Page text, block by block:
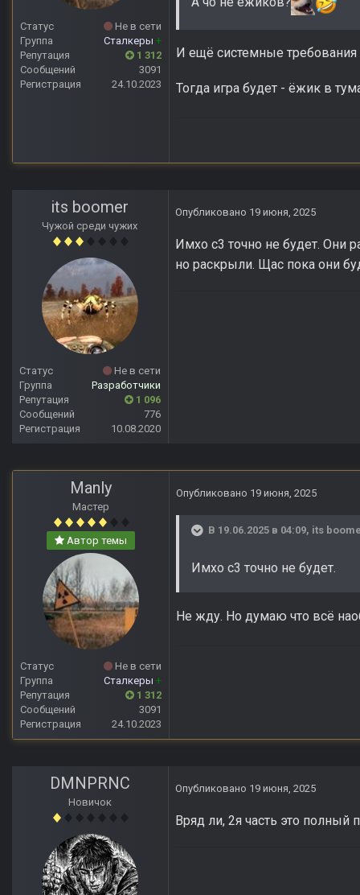
Статус
Не в сети
Группа
Сталкеры +
Репутация
1 312
Сообщений
3091
Регистрация
24.10.2023
И ещё системные
Тогда игра будет - ёжик в
its boomer
Чужой среди чужих
Статус
Не в сети
Группа
Разработчики
Репутация
1 096
Сообщений
776
Регистрация
10.08.2020
Опубликовано 19 июня, 2025
Имхо с3 точно не будет. Они
но раскрыли. Щас пока они
Manly
Мастер
Автор темы
Статус
Не в сети
Группа
Сталкеры +
Репутация
1 312
Сообщений
3091
Регистрация
24.10.2023
Опубликовано 19 июня, 2025
В 19.06.2025 в 04:09, its
Имхо с3 точно не будет.
Не жду. Но думаю что всё
DMNPRNC
Новичок
Опубликовано 19 июня, 2025
Вряд ли, 2я часть это